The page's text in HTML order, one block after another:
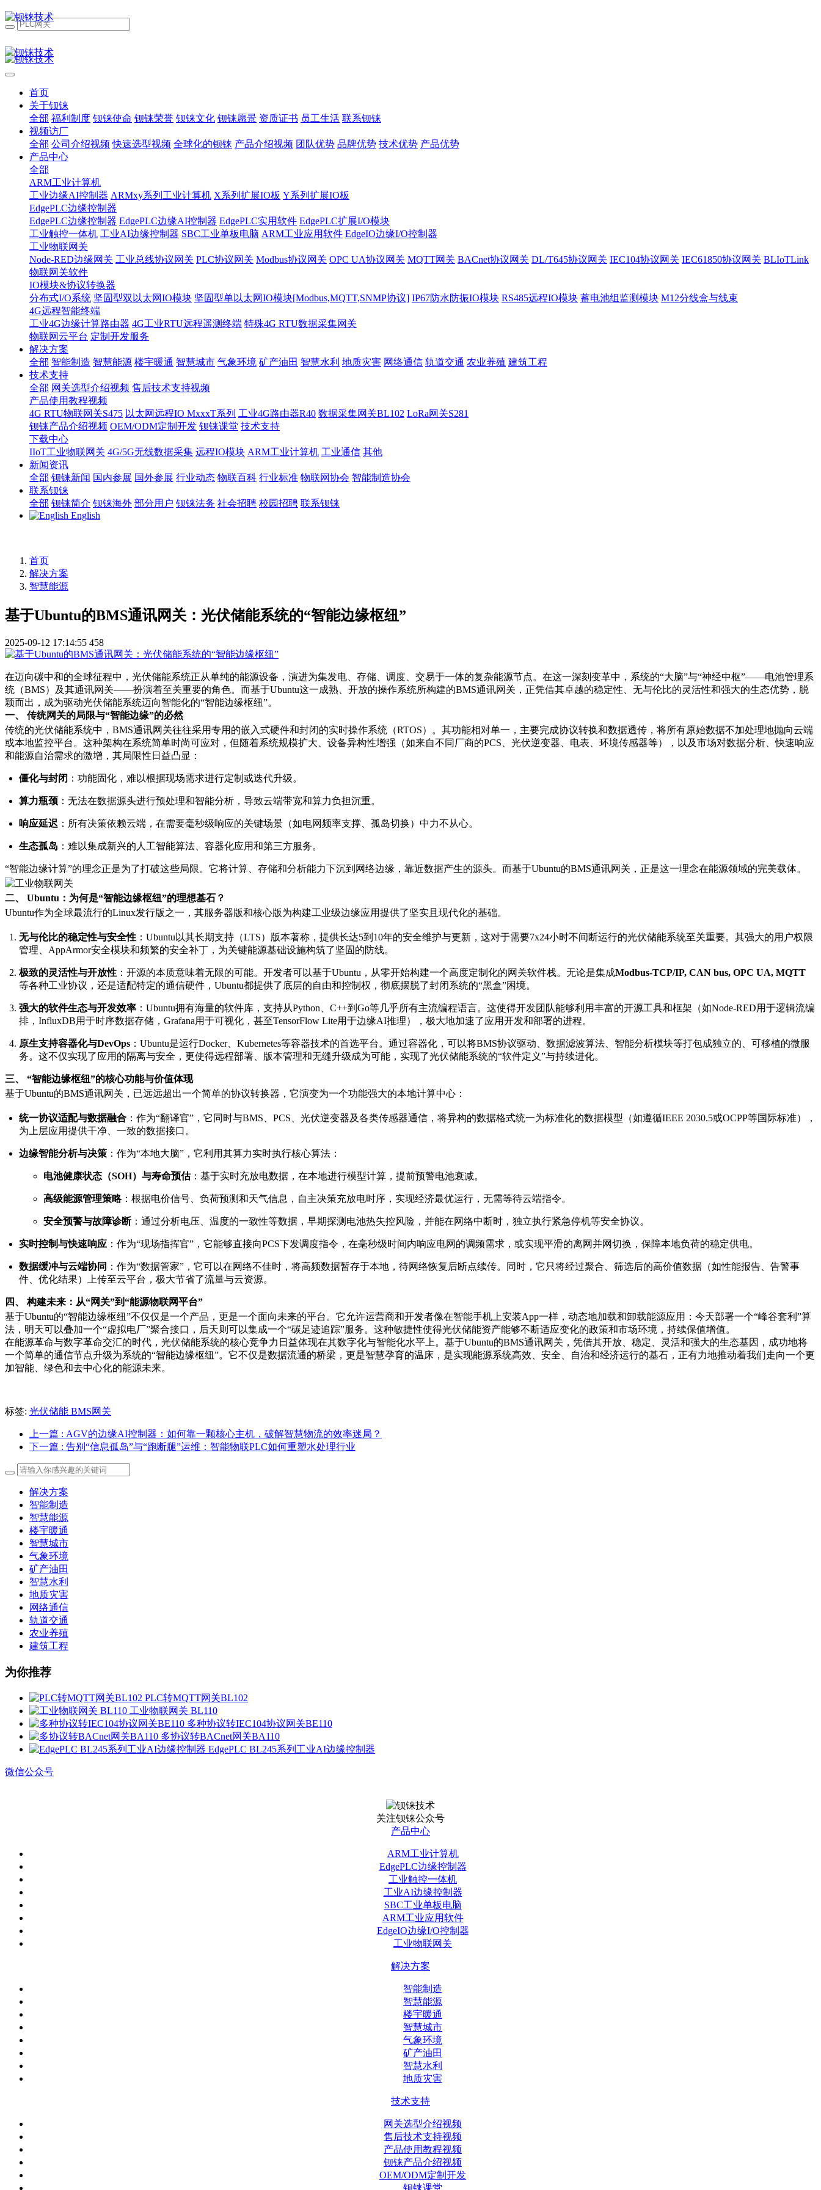
首页
关于钡铼
全部 福利制度 钡铼使命 钡铼荣誉 钡铼文化 钡铼愿景 资质证书 员工生活 联系钡铼
视频访厂
全部 公司介绍视频 快速选型视频 全球化的钡铼 产品介绍视频 团队优势 品牌优势 技术优势 产品优势
产品中心
全部
ARM工业计算机
工业边缘AI控制器 ARMxy系列工业计算机 X系列扩展IO板 Y系列扩展IO板
EdgePLC边缘控制器
EdgePLC边缘控制器 EdgePLC边缘AI控制器 EdgePLC实用软件 EdgePLC扩展I/O模块
工业触控一体机 工业AI边缘控制器 SBC工业单板电脑 ARM工业应用软件 EdgeIO边缘I/O控制器
工业物联网关
Node-RED边缘网关 工业总线协议网关 PLC协议网关 Modbus协议网关 OPC UA协议网关 MQTT网关 BACnet协议网关 DL/T645协议网关 IEC104协议网关 IEC61850协议网关 BLIoTLink
物联网关软件
IO模块&协议转换器
分布式I/O系统 坚固型双以太网IO模块 坚固型单以太网IO模块[Modbus,MQTT,SNMP协议] IP67防水防振IO模块 RS485远程IO模块 蓄电池组监测模块 M12分线盒与线束
4G远程智能终端
工业4G边缘计算路由器 4G工业RTU远程遥测终端 特殊4G RTU数据采集网关
物联网云平台 定制开发服务
解决方案
全部 智能制造 智慧能源 楼宇暖通 智慧城市 气象环境 矿产油田 智慧水利 地质灾害 网络通信 轨道交通 农业养殖 建筑工程
技术支持
全部 网关选型介绍视频 售后技术支持视频
产品使用教程视频
4G RTU物联网关S475 以太网远程IO MxxxT系列 工业4G路由器R40 数据采集网关BL102 LoRa网关S281
钡铼产品介绍视频 OEM/ODM定制开发 钡铼课堂 技术支持
下载中心
IIoT工业物联网关 4G/5G无线数据采集 远程IO模块 ARM工业计算机 工业通信 其他
新闻资讯
全部 钡铼新闻 国内参展 国外参展 行业动态 物联百科 行业标准 物联网协会 智能制造协会
联系钡铼
全部 钡铼简介 钡铼海外 部分用户 钡铼法务 社会招聘 校园招聘 联系钡铼
English
首页
解决方案
智慧能源
基于Ubuntu的BMS通讯网关：光伏储能系统的“智能边缘枢纽”
2025-09-12 17:14:55 458
在迈向碳中和的全球征程中，光伏储能系统正从单纯的能源设备，演进为集发电、存储、调度、交易于一体的复杂能源节点。在这一深刻变革中，系统的“大脑”与“神经中枢”——电池管理系
统（BMS）及其通讯网关——扮演着至关重要的角色。而基于Ubuntu这一成熟、开放的操作系统所构建的BMS通讯网关，正凭借其卓越的稳定性、无与伦比的灵活性和强大的生态优势，脱
颖而出，成为驱动光伏储能系统迈向智能化的“智能边缘枢纽”。
一、 传统网关的局限与“智能边缘”的必然
传统的光伏储能系统中，BMS通讯网关往往采用专用的嵌入式硬件和封闭的实时操作系统（RTOS）。其功能相对单一，主要完成协议转换和数据透传，将所有原始数据不加处理地抛向云端
或本地监控平台。这种架构在系统简单时尚可应对，但随着系统规模扩大、设备异构性增强（如来自不同厂商的PCS、光伏逆变器、电表、环境传感器等），以及市场对数据分析、快速响应
和能源自治需求的激增，其局限性日益凸显：
僵化与封闭 ：功能固化，难以根据现场需求进行定制或迭代升级。
算力瓶颈 ：无法在数据源头进行预处理和智能分析，导致云端带宽和算力负担沉重。
响应延迟 ：所有决策依赖云端，在需要毫秒级响应的关键场景（如电网频率支撑、孤岛切换）中力不从心。
生态孤岛 ：难以集成新兴的人工智能算法、容器化应用和第三方服务。
“智能边缘计算”的理念正是为了打破这些局限。它将计算、存储和分析能力下沉到网络边缘，靠近数据产生的源头。而基于Ubuntu的BMS通讯网关，正是这一理念在能源领域的完美载体。
二、 Ubuntu：为何是“智能边缘枢纽”的理想基石？
Ubuntu作为全球最流行的Linux发行版之一，其服务器版和核心版为构建工业级边缘应用提供了坚实且现代化的基础。
无与伦比的稳定性与安全性 ：Ubuntu以其长期支持（LTS）版本著称，提供长达5到10年的安全维护与更新，这对于需要7x24小时不间断运行的光伏储能系统至关重要。其强大的用户权限
管理、AppArmor安全模块和频繁的安全补丁，为关键能源基础设施构筑了坚固的防线。
极致的灵活性与开放性 ：开源的本质意味着无限的可能。开发者可以基于Ubuntu，从零开始构建一个高度定制化的网关软件栈。无论是集成Modbus-TCP/IP, CAN bus, OPC UA, MQTT
等各种工业协议，还是适配特定的通信硬件，Ubuntu都提供了底层的自由和控制权，彻底摆脱了封闭系统的“黑盒”困境。
强大的软件生态与开发效率 ：Ubuntu拥有海量的软件库，支持从Python、C++到Go等几乎所有主流编程语言。这使得开发团队能够利用丰富的开源工具和框架（如Node-RED用于逻辑流编
排，InfluxDB用于时序数据存储，Grafana用于可视化，甚至TensorFlow Lite用于边缘AI推理），极大地加速了应用开发和部署的进程。
原生支持容器化与DevOps ：Ubuntu是运行Docker、Kubernetes等容器技术的首选平台。通过容器化，可以将BMS协议驱动、数据滤波算法、智能分析模块等打包成独立的、可移植的微服
务。这不仅实现了应用的隔离与安全，更使得远程部署、版本管理和无缝升级成为可能，实现了光伏储能系统的“软件定义”与持续进化。
三、 “智能边缘枢纽”的核心功能与价值体现
基于Ubuntu的BMS通讯网关，已远远超出一个简单的协议转换器，它演变为一个功能强大的本地计算中心：
统一协议适配与数据融合 ：作为“翻译官”，它同时与BMS、PCS、光伏逆变器及各类传感器通信，将异构的数据格式统一为标准化的数据模型（如遵循IEEE 2030.5或OCPP等国际标准），
为上层应用提供干净、一致的数据接口。
边缘智能分析与决策 ：作为“本地大脑”，它利用其算力实时执行核心算法：
电池健康状态（SOH）与寿命预估：基于实时充放电数据，在本地进行模型计算，提前预警电池衰减。
高级能源管理策略：根据电价信号、负荷预测和天气信息，自主决策充放电时序，实现经济最优运行，无需等待云端指令。
安全预警与故障诊断：通过分析电压、温度的一致性等数据，早期探测电池热失控风险，并能在网络中断时，独立执行紧急停机等安全协议。
实时控制与快速响应 ：作为“现场指挥官”，它能够直接向PCS下发调度指令，在毫秒级时间内响应电网的调频需求，或实现平滑的离网并网切换，保障本地负荷的稳定供电。
数据缓冲与云端协同 ：作为“数据管家”，它可以在网络不佳时，将高频数据暂存于本地，待网络恢复后断点续传。同时，它只将经过聚合、筛选后的高价值数据（如性能报告、告警事
件、优化结果）上传至云平台，极大节省了流量与云资源。
四、 构建未来：从“网关”到“能源物联网平台”
基于Ubuntu的“智能边缘枢纽”不仅仅是一个产品，更是一个面向未来的平台。它允许运营商和开发者像在智能手机上安装App一样，动态地加载和卸载能源应用：今天部署一个“峰谷套利”算
法，明天可以叠加一个“虚拟电厂”聚合接口，后天则可以集成一个“碳足迹追踪”服务。这种敏捷性使得光伏储能资产能够不断适应变化的政策和市场环境，持续保值增值。
在能源革命与数字革命交汇的时代，光伏储能系统的核心竞争力日益体现在其数字化与智能化水平上。基于Ubuntu的BMS通讯网关，凭借其开放、稳定、灵活和强大的生态基因，成功地将
一个简单的通信节点升级为系统的“智能边缘枢纽”。它不仅是数据流通的桥梁，更是智慧孕育的温床，是实现能源系统高效、安全、自治和经济运行的基石，正有力地推动着我们走向一个更
加智能、绿色和去中心化的能源未来。
标签: 光伏储能 BMS网关
上一篇 : AGV的边缘AI控制器：如何靠一颗核心主机，破解智慧物流的效率迷局？
下一篇 : 告别“信息孤岛”与“跑断腿”运维：智能物联PLC如何重塑水处理行业
解决方案
智能制造
智慧能源
楼宇暖通
智慧城市
气象环境
矿产油田
智慧水利
地质灾害
网络通信
轨道交通
农业养殖
建筑工程
为你推荐
PLC转MQTT网关BL102
工业物联网关 BL110
多种协议转IEC104协议网关BE110
多协议转BACnet网关BA110
EdgePLC BL245系列工业AI边缘控制器
微信公众号
关注钡铼公众号
产品中心
ARM工业计算机
EdgePLC边缘控制器
工业触控一体机
工业AI边缘控制器
SBC工业单板电脑
ARM工业应用软件
EdgeIO边缘I/O控制器
工业物联网关
解决方案
智能制造
智慧能源
楼宇暖通
智慧城市
气象环境
矿产油田
智慧水利
地质灾害
技术支持
网关选型介绍视频
售后技术支持视频
产品使用教程视频
钡铼产品介绍视频
OEM/ODM定制开发
钡铼课堂